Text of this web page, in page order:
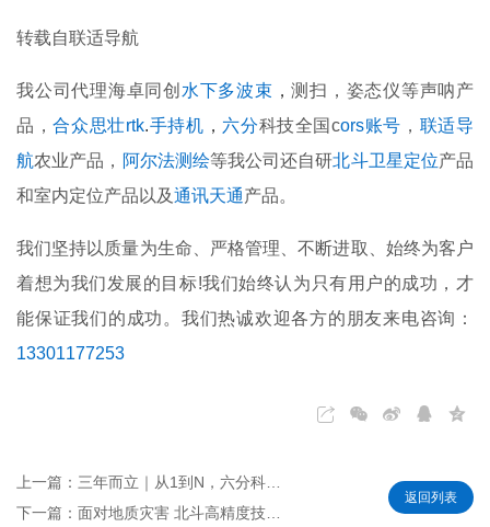
转载自联适导航
我公司代理海卓同创 水下多波束 ，测扫，姿态仪等声呐产
品，合众思壮rtk.手持机 ， 六分科技全国cors账号 ， 联适导
航农业产品， 阿尔法测绘等我公司还自研北斗卫星定位产品
和室内定位产品以及通讯天通产品。
我们坚持以质量为生命、严格管理、不断进取、始终为客户
着想为我们发展的目标!我们始终认为只有用户的成功，才
能保证我们的成功。我们热诚欢迎各方的朋友来电咨询：
13301177253
上一篇：三年而立｜从1到N，六分科技在高精度定位赛道快速发力
下一篇：面对地质灾害 北斗高精度技术能做些什么？
返回列表